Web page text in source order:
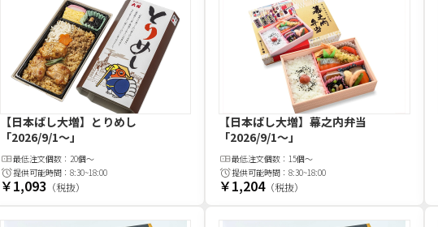
【日本ばし大増】とりめし
「2026/9/1～」
最低注文個数： 20個～
提供可能時間： 8:30~18:00
￥1,093 （税抜）
【日本ばし大増】幕之内弁当
「2026/9/1～」
最低注文個数：15個～
提供可能時間：8:30~18:00
￥1,204（税抜）